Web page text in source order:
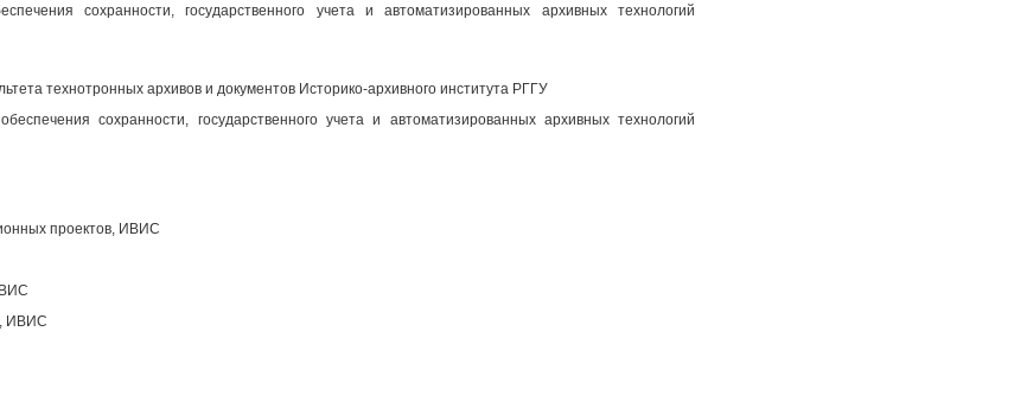
сохранности, государственного учета и автоматизированных архивных технологий
технотронных архивов и документов Историко-архивного института РГГУ
сохранности, государственного учета и автоматизированных архивных технологий
проектов, ИВИС
ИВИС